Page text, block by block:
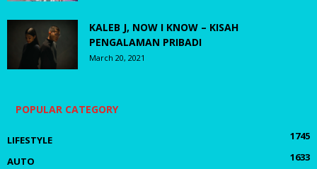
KALEB J, NOW I KNOW – KISAH
PENGALAMAN PRIBADI
March 20, 2021
POPULAR CATEGORY
LIFESTYLE
1745
AUTO
1633